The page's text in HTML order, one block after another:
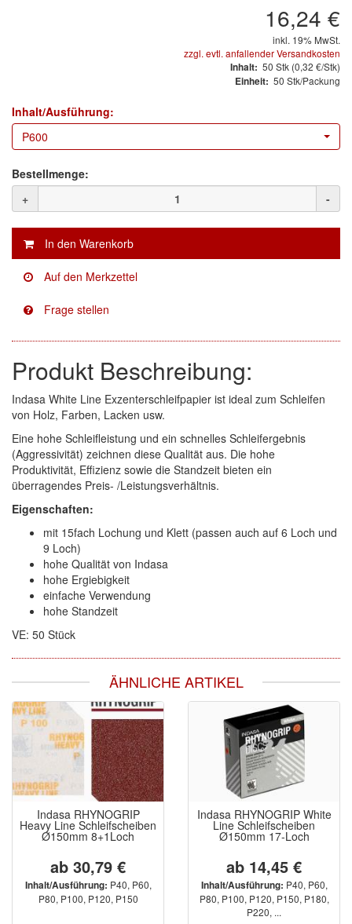
(2)
Colad
(9)
COLOR-EXPERT
(1)
E-D
Facdos
Finixa
Indasa
(8)
Mirka
(1)
no-name
(1)
Novol
(3)
Prevost
Proma
Spectral
StarChem
(4)
Troton
(2)
Wibeco
(1)
ZVG
16,24 €
inkl. 19% MwSt.
zzgl. evtl. anfallender Versandkosten
Inhalt: 50 Stk (0,32 €/Stk)
Einheit: 50 Stk/Packung
Inhalt/Ausführung:
P600
Bestellmenge:
+
-
Produkt Beschreibung:
Indasa White Line Exzenterschleifpapier ist ideal zum Schleifen
von Holz, Farben, Lacken usw.
Eine hohe Schleifleistung und ein schnelles Schleifergebnis
(Aggressivität) zeichnen diese Qualität aus. Die hohe
Produktivität, Effizienz sowie die Standzeit bieten ein
überragendes Preis- /Leistungsverhältnis.
Eigenschaften:
mit 15fach Lochung und Klett (passen auch auf 6 Loch und
9 Loch)
hohe Qualität von Indasa
hohe Ergiebigkeit
einfache Verwendung
hohe Standzeit
VE: 50 Stück
ÄHNLICHE ARTIKEL
Indasa RHYNOGRIP
Heavy Line Schleifscheiben
Ø150mm 8+1Loch
ab 30,79 €
Inhalt/Ausführung: P40, P60,
P80, P100, P120, P150
Indasa RHYNOGRIP White
Line Schleifscheiben
Ø150mm 17-Loch
ab 14,45 €
Inhalt/Ausführung: P40, P60,
P80, P100, P120, P150, P180,
P220, ...